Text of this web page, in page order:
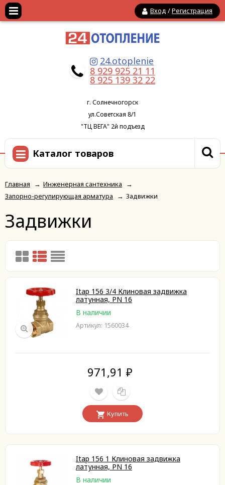
Вход /Регистрация
24.otoplenie
8 929 925 21 11
8 925 139 32 22
г. Солнечногорск
ул.Советская 8/1
"ТЦ ВЕГА" 2й подъезд
Каталог товаров
Главная → Инженерная сантехника
→
Запорно-регулирующая арматура
→ Задвижки
Задвижки
Itap 156 3/4 Клиновая задвижка
латунная, PN 16
В наличии
Артикул: 1560034
971,91 ₽
Купить
Itap 156 1 Клиновая задвижка
латунная, PN 16
В наличии